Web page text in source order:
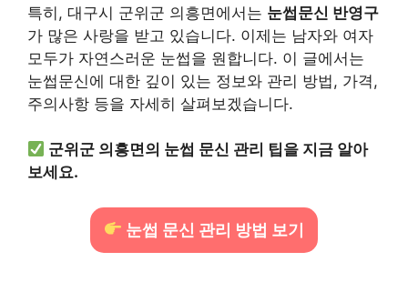
특히, 대구시 군위군 의흥면에서는 눈썹문신 반영구
가 많은 사랑을 받고 있습니다. 이제는 남자와 여자
모두가 자연스러운 눈썹을 원합니다. 이 글에서는
눈썹문신에 대한 깊이 있는 정보와 관리 방법, 가격,
주의사항 등을 자세히 살펴보겠습니다.
군위군 의흥면의 눈썹 문신 관리 팁을 지금 알아
보세요.
눈썹 문신 관리 방법 보기